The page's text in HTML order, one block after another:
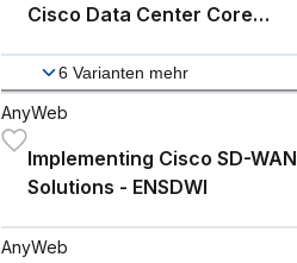
Cisco Data Center Core
6 Varianten mehr
AnyWeb
Implementing Cisco SD-WAN
Solutions - ENSDWI
AnyWeb